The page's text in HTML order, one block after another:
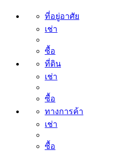
ที่อยู่อาศัย
เช่า
ซื้อ
ที่ดิน
เช่า
ซื้อ
ทางการค้า
เช่า
ซื้อ